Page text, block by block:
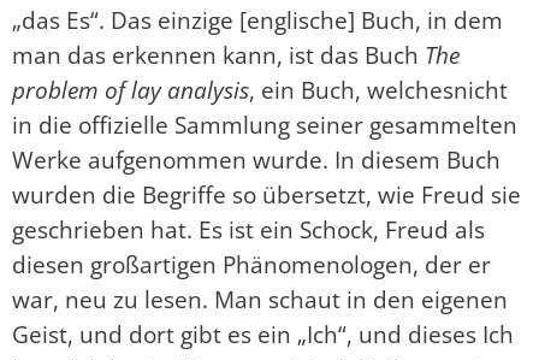
„das Es“. Das einzige [englische] Buch, in dem
man das erkennen kann, ist das Buch The
problem of lay analysis, ein Buch, welchesnicht
in die offizielle Sammlung seiner gesammelten
Werke aufgenommen wurde. In diesem Buch
wurden die Begriffe so übersetzt, wie Freud sie
geschrieben hat. Es ist ein Schock, Freud als
diesen großartigen Phänomenologen, der er
war, neu zu lesen. Man schaut in den eigenen
Geist, und dort gibt es ein „Ich“, und dieses Ich